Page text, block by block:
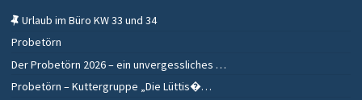
Urlaub im Büro KW 33 und 34
Probetörn
Der Probetörn 2026 – ein unvergessliches …
Probetörn – Kuttergruppe „Die Lüttis�…